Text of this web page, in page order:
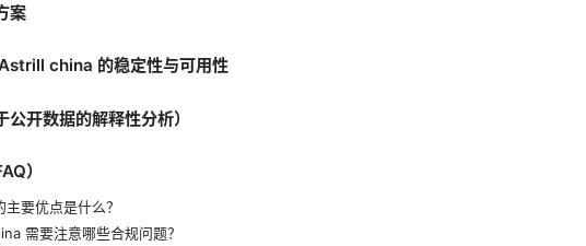
案
china 的稳定性与可用性
开数据的解释性分析）
）
要优点是什么？
需要注意哪些合规问题？